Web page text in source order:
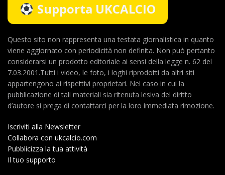
Supporta UKCALCIO
Questo sito non rappresenta una testata giornalistica in quanto
viene aggiornato con periodicità non definita. Non può pertanto
considerarsi un prodotto editoriale ai sensi della legge n. 62 del
7.03.2001.Tutti i video, le foto, i loghi riprodotti da altri siti
appartengono ai rispettivi proprietari. Nel caso in cui la
pubblicazione di tali materiali sia ritenuta lesiva del diritto
d’autore si prega di contattarci per la loro immediata rimozione.
Iscriviti alla Newsletter
Collabora con ukcalcio.com
Pubblicizza la tua attività
Il tuo supporto